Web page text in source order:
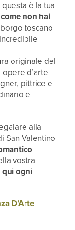
questa è la tua
non hai
toscano
originale del
d’arte
pittrice e
e
alla
San Valentino
vostra
qui ogni
D’Arte